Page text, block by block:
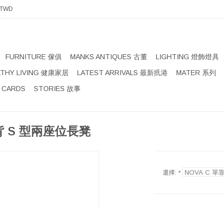
TWD
FURNITURE 傢俱 MANKS ANTIQUES 古董 LIGHTING 燈飾燈具
LIVING 健康家居
LATEST ARRIVALS 最新扺港 MATER 系列
STORIES 故事
S 型兩座位長凳
選擇: *